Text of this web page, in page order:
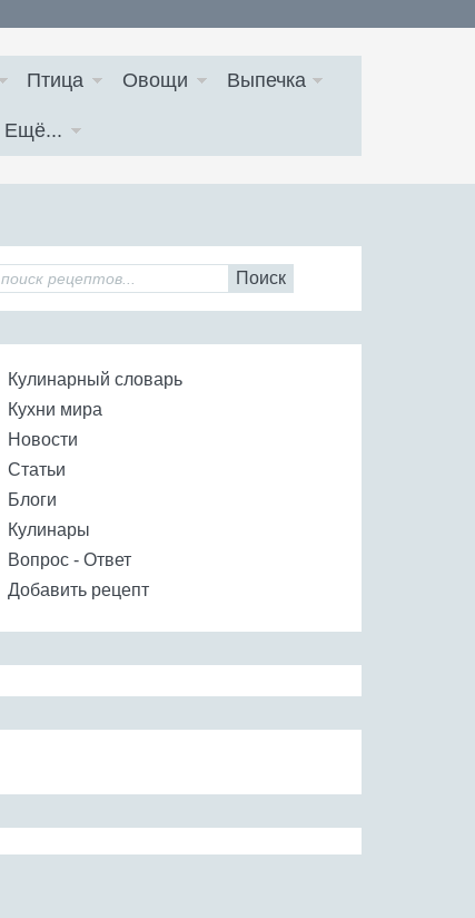
Птица Овощи Выпечка
Ещё...
Поиск
Кулинарный словарь
Кухни мира
Новости
Статьи
Блоги
Кулинары
Вопрос - Ответ
Добавить рецепт